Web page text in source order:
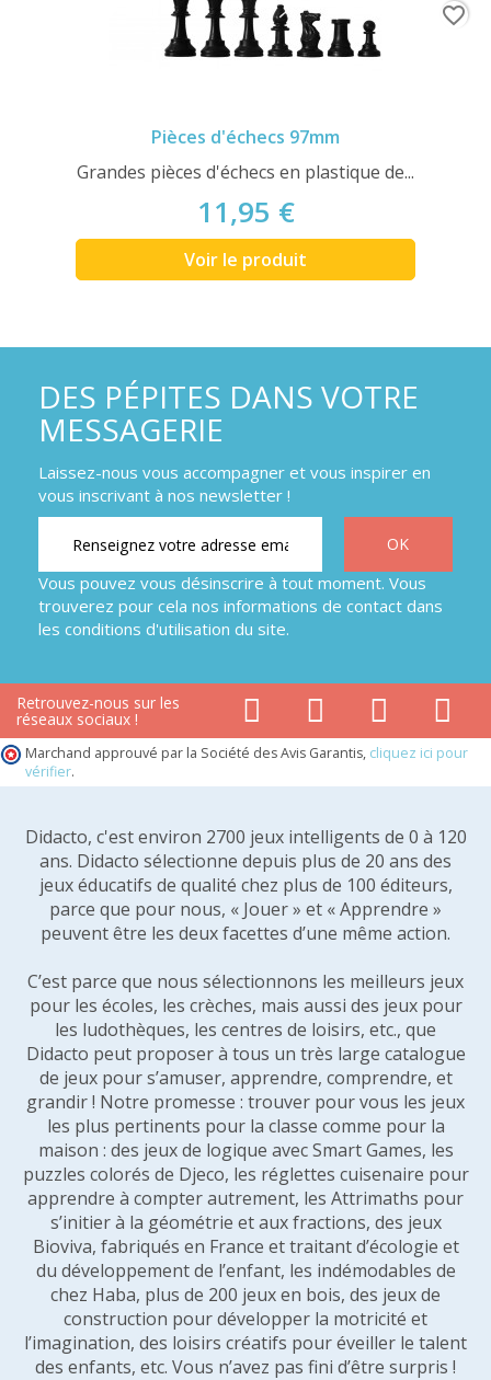
Pièces d'échecs 97mm
Grandes pièces d'échecs en plastique de...
11,95 €
Voir le produit
favorite_border
DES PÉPITES DANS VOTRE
MESSAGERIE
Laissez-nous vous accompagner et vous inspirer en
vous inscrivant à nos newsletter !
Vous pouvez vous désinscrire à tout moment. Vous
trouverez pour cela nos informations de contact dans
les conditions d'utilisation du site.
Retrouvez-nous sur les
réseaux sociaux !
Marchand approuvé par la Société des Avis Garantis, cliquez ici pour
vérifier.
Didacto, c'est environ 2700 jeux intelligents de 0 à 120
ans. Didacto sélectionne depuis plus de 20 ans des
jeux éducatifs de qualité chez plus de 100 éditeurs,
parce que pour nous, « Jouer » et « Apprendre »
peuvent être les deux facettes d’une même action.
C’est parce que nous sélectionnons les meilleurs jeux
pour les écoles, les crèches, mais aussi des jeux pour
les ludothèques, les centres de loisirs, etc., que
Didacto peut proposer à tous un très large catalogue
de jeux pour s’amuser, apprendre, comprendre, et
grandir ! Notre promesse : trouver pour vous les jeux
les plus pertinents pour la classe comme pour la
maison : des jeux de logique avec Smart Games, les
puzzles colorés de Djeco, les réglettes cuisenaire pour
apprendre à compter autrement, les Attrimaths pour
s’initier à la géométrie et aux fractions, des jeux
Bioviva, fabriqués en France et traitant d’écologie et
du développement de l’enfant, les indémodables de
chez Haba, plus de 200 jeux en bois, des jeux de
construction pour développer la motricité et
l’imagination, des loisirs créatifs pour éveiller le talent
des enfants, etc. Vous n’avez pas fini d’être surpris !